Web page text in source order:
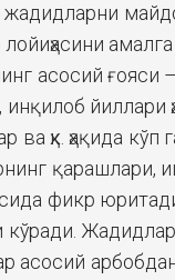
асосий ғояси
инқилоб йиллари
ва ҳк. ҳақида кўп
қарашлари,
фикр
кўради.
асосий арбобдан